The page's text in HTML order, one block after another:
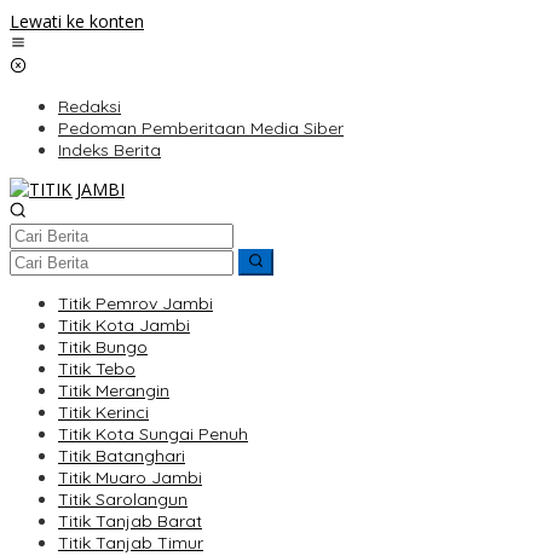
Lewati ke konten
Redaksi
Pedoman Pemberitaan Media Siber
Indeks Berita
Titik Pemrov Jambi
Titik Kota Jambi
Titik Bungo
Titik Tebo
Titik Merangin
Titik Kerinci
Titik Kota Sungai Penuh
Titik Batanghari
Titik Muaro Jambi
Titik Sarolangun
Titik Tanjab Barat
Titik Tanjab Timur